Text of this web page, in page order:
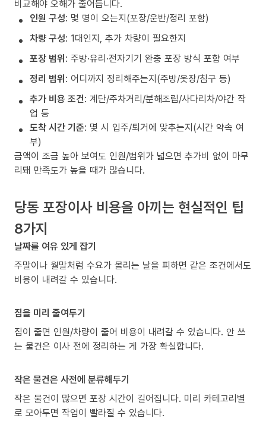
비교해야 오해가 줄어듭니다.
인원 구성: 몇 명이 오는지(포장/운반/정리 포함)
차량 구성: 1대인지, 추가 차량이 필요한지
포장 범위: 주방·유리·전자기기 완충 포장 방식 포함 여부
정리 범위: 어디까지 정리해주는지(주방/옷장/침구 등)
추가 비용 조건: 계단/주차거리/분해조립/사다리차/야간 작
업 등
도착 시간 기준: 몇 시 입주/퇴거에 맞추는지(시간 약속 여
부)
금액이 조금 높아 보여도 인원/범위가 넓으면 추가비 없이 마무
리돼 만족도가 높을 때가 많습니다.
당동 포장이사 비용을 아끼는 현실적인 팁
8가지
날짜를 여유 있게 잡기
주말이나 월말처럼 수요가 몰리는 날을 피하면 같은 조건에서도
비용이 내려갈 수 있습니다.
짐을 미리 줄여두기
짐이 줄면 인원/차량이 줄어 비용이 내려갈 수 있습니다. 안 쓰
는 물건은 이사 전에 정리하는 게 가장 확실합니다.
작은 물건은 사전에 분류해두기
작은 물건이 많으면 포장 시간이 길어집니다. 미리 카테고리별
로 모아두면 작업이 빨라질 수 있습니다.